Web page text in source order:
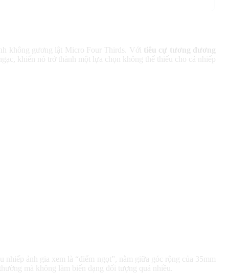
không gương lật Micro Four Thirds. Với tiêu cự tương đương
khiến nó trở thành một lựa chọn không thể thiếu cho cả nhiếp
nhiếp ảnh gia xem là “điểm ngọt”, nằm giữa góc rộng của 35mm
mà không làm biến dạng đối tượng quá nhiều.